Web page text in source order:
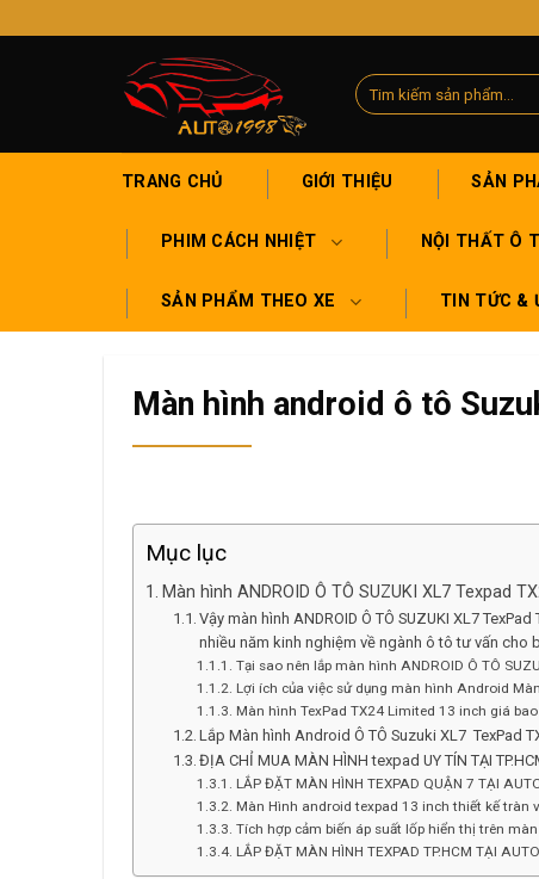
to
Tìm
kiếm:
TRANG CHỦ GIỚI THIỆU SẢN
PHIM CÁCH NHIỆT NỘI THẤT Ô
SẢN PHẨM THEO XE TIN TỨC &
Màn hình android ô tô
Mục lục
Màn hình ANDROID Ô TÔ SUZUKI XL7 Texpad
Vậy màn hình ANDROID Ô TÔ SUZUKI XL7
nhiều năm kinh nghiệm về ngành ô tô tư vấn cho
Tại sao nên lắp màn hình ANDROID Ô TÔ
Lợi ích của việc sử dụng màn hình Android
Màn hình TexPad TX24 Limited 13 inch giá
Lắp Màn hình Android Ô TÔ Suzuki XL7 TexPad
ĐỊA CHỈ MUA MÀN HÌNH texpad UY TÍN TẠI
LẮP ĐẶT MÀN HÌNH TEXPAD QUẬN 7 TẠI
Màn Hình android texpad 13 inch thiết kế tràn
Tích hợp cảm biến áp suất lốp hiển thị trên
LẮP ĐẶT MÀN HÌNH TEXPAD TP.HCM TẠI